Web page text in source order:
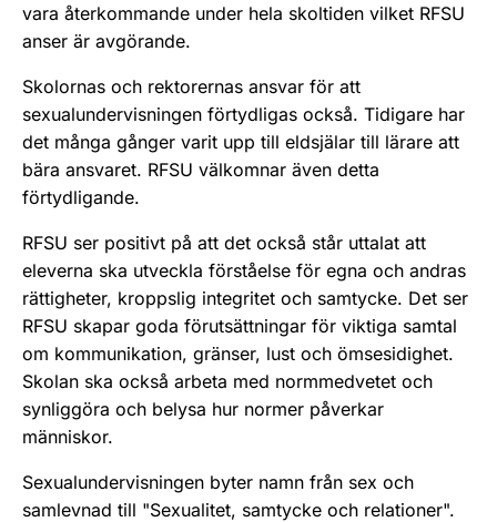
vara återkommande under hela skoltiden vilket RFSU
anser är avgörande.
Skolornas och rektorernas ansvar för att
sexualundervisningen förtydligas också. Tidigare har
det många gånger varit upp till eldsjälar till lärare att
bära ansvaret. RFSU välkomnar även detta
förtydligande.
RFSU ser positivt på att det också står uttalat att
eleverna ska utveckla förståelse för egna och andras
rättigheter, kroppslig integritet och samtycke. Det ser
RFSU skapar goda förutsättningar för viktiga samtal
om kommunikation, gränser, lust och ömsesidighet.
Skolan ska också arbeta med normmedvetet och
synliggöra och belysa hur normer påverkar
människor.
Sexualundervisningen byter namn från sex och
samlevnad till "Sexualitet, samtycke och relationer".